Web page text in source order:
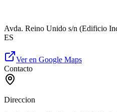
Avda. Reino Unido s/n (Edificio
ES
Ver en Google Maps
Contacto
Direccion